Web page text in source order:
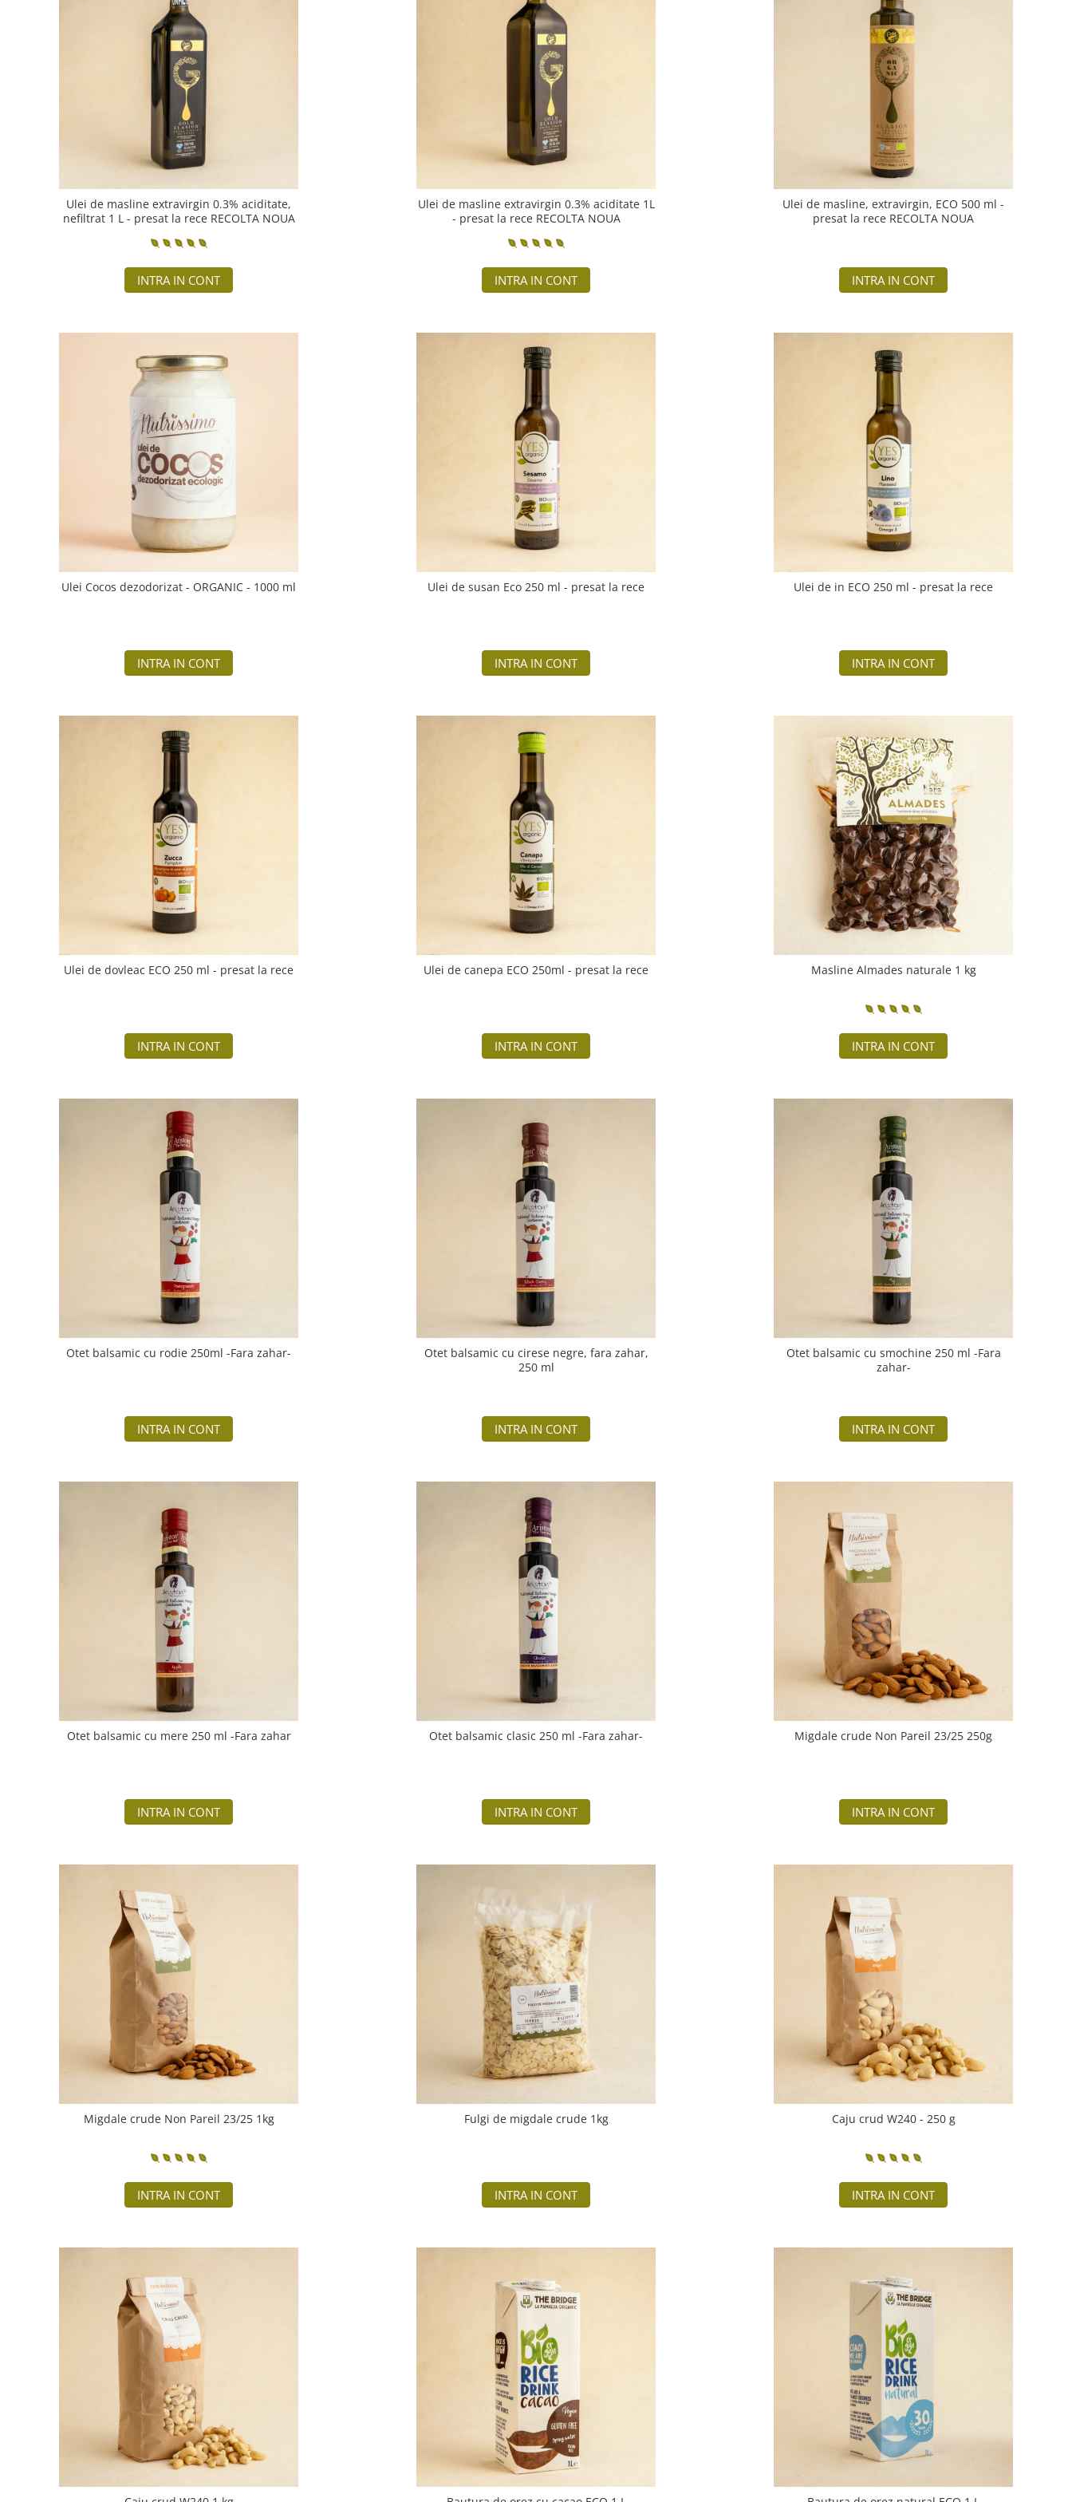
CREME ȘI PASTE TARTINABILE
PRODUSE ECO / ORGANICE
PRODUSE ROMÂNEȘTI
Ulei de masline extravirgin 0.3% aciditate,
nefiltrat 1 L - presat la rece RECOLTA NOUA
INTRA IN CONT
Ulei de masline extravirgin 0.3% aciditate 1L
- presat la rece RECOLTA NOUA
INTRA IN CONT
Ulei de masline, extravirgin, ECO 500 ml -
presat la rece RECOLTA NOUA
INTRA IN CONT
Ulei Cocos dezodorizat - ORGANIC - 1000 ml
INTRA IN CONT
Ulei de susan Eco 250 ml - presat la rece
INTRA IN CONT
Ulei de in ECO 250 ml - presat la rece
INTRA IN CONT
Ulei de dovleac ECO 250 ml - presat la rece
INTRA IN CONT
Ulei de canepa ECO 250ml - presat la rece
INTRA IN CONT
Masline Almades naturale 1 kg
INTRA IN CONT
Otet balsamic cu rodie 250ml -Fara zahar-
INTRA IN CONT
Otet balsamic cu cirese negre, fara zahar,
250 ml
INTRA IN CONT
Otet balsamic cu smochine 250 ml -Fara
zahar-
INTRA IN CONT
Otet balsamic cu mere 250 ml -Fara zahar
INTRA IN CONT
Otet balsamic clasic 250 ml -Fara zahar-
INTRA IN CONT
Migdale crude Non Pareil 23/25 250g
INTRA IN CONT
Migdale crude Non Pareil 23/25 1kg
INTRA IN CONT
Fulgi de migdale crude 1kg
INTRA IN CONT
Caju crud W240 - 250 g
INTRA IN CONT